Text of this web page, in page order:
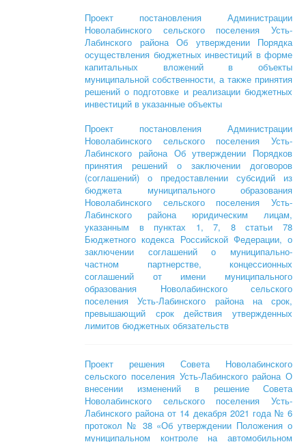
Проект постановления Администрации
Новолабинского сельского поселения Усть-
Лабинского района Об утверждении Порядка
осуществления бюджетных инвестиций в форме
капитальных вложений в объекты
муниципальной собственности, а также принятия
решений о подготовке и реализации бюджетных
инвестиций в указанные объекты
Проект постановления Администрации
Новолабинского сельского поселения Усть-
Лабинского района Об утверждении Порядков
принятия решений о заключении договоров
(соглашений) о предоставлении субсидий из
бюджета муниципального образования
Новолабинского сельского поселения Усть-
Лабинского района юридическим лицам,
указанным в пунктах 1, 7, 8 статьи 78
Бюджетного кодекса Российской Федерации, о
заключении соглашений о муниципально-
частном партнерстве, концессионных
соглашений от имени муниципального
образования Новолабинского сельского
поселения Усть-Лабинского района на срок,
превышающий срок действия утвержденных
лимитов бюджетных обязательств
Проект решения Совета Новолабинского
сельского поселения Усть-Лабинского района О
внесении изменений в решение Совета
Новолабинского сельского поселения Усть-
Лабинского района от 14 декабря 2021 года № 6
протокол № 38 «Об утверждении Положения о
муниципальном контроле на автомобильном